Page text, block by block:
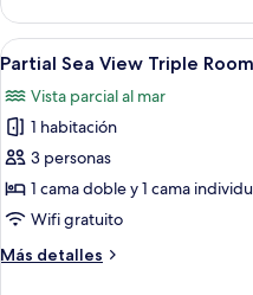
Sea
View
Double
Abrir
todas
las
fotos
de
Partial
Sea
Triple
6
Partial Sea View Triple Room
Vista parcial al mar
1 habitación
3 personas
1 cama doble y 1 cama
Wifi gratuito
Más detalles
Más